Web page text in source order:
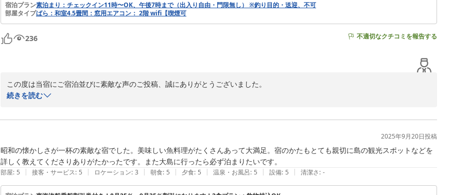
ありがとうございました。
2025-11-03
宿泊プラン素泊まり：チェックイン11時〜OK、午後7時まで（出入り自由・門限無し） ※釣り目的・送迎、不可
部屋タイプばら：和室4.5畳間：窓用エアコン： 2階 wifi【喫煙可
236 不適切なクチコミを報告する
この度は当宿にご宿泊並びに素敵な声のご投稿、誠にありがとうございました。
レトロな外観！(笑)素敵な表現ありがとうございます。
造りが昭和ですので「おじいさん、おばあさんの家に来たみたい、田舎の実家に来たみたいと言われる方もいらっしゃいますね。
続きを読む
2025年9月20日投稿
昭和の懐かしさが一杯の素敵な宿でした。美味しい魚料理がたくさんあって大満足。宿のかたもとても親切に島の観光スポットなどを
詳しく教えてくださりありがたかったです。また大島に行ったら必ず泊まりたいです。
部屋: 5 | 接客・サービス: 5 | ロケーション: 3 | 朝食: 5 | 夕食: 5 | 温泉・お風呂: 5 | 設備: 5 | 清潔さ: -